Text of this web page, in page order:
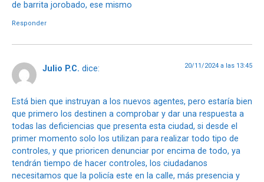
de barrita jorobado, ese mismo
Responder
Julio P.C. dice: 20/11/2024 a las 13:45
Está bien que instruyan a los nuevos agentes, pero estaría bien
que primero los destinen a comprobar y dar una respuesta a
todas las deficiencias que presenta esta ciudad, si desde el
primer momento solo los utilizan para realizar todo tipo de
controles, y que prioricen denunciar por encima de todo, ya
tendrán tiempo de hacer controles, los ciudadanos
necesitamos que la policía este en la calle, más presencia y